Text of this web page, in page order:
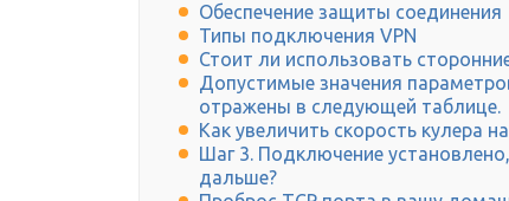
Обеспечение защиты соединения
Типы подключения VPN
Стоит ли использовать
Допустимые значения
отражены в следующей таблице.
Как увеличить скорость кулера
Шаг 3. Подключение
дальше?